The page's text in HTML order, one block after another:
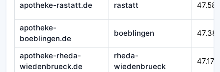
apotheke-rastatt.de rastatt 47.586
apotheke-
boeblingen.de
boeblingen
apotheke-rheda-
wiedenbrueck.de
rheda-
wiedenbrueck
47.177